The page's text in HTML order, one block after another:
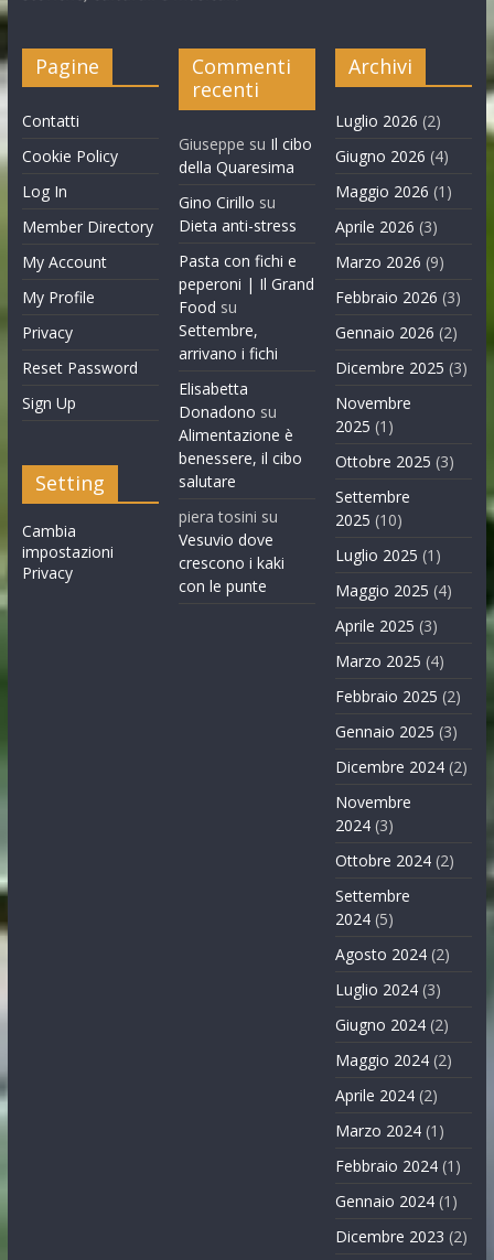
Pagine
Contatti
Cookie Policy
Log In
Member Directory
My Account
My Profile
Privacy
Reset Password
Sign Up
Setting
Cambia
impostazioni
Privacy
Commenti
recenti
Giuseppe su Il cibo
della Quaresima
Gino Cirillo su
Dieta anti-stress
Pasta con fichi e
peperoni | Il Grand
Food su
Settembre,
arrivano i fichi
Elisabetta
Donadono su
Alimentazione è
benessere, il cibo
salutare
piera tosini su
Vesuvio dove
crescono i kaki
con le punte
Archivi
Luglio 2026 (2)
Giugno 2026 (4)
Maggio 2026 (1)
Aprile 2026 (3)
Marzo 2026 (9)
Febbraio 2026 (3)
Gennaio 2026 (2)
Dicembre 2025 (3)
Novembre
2025 (1)
Ottobre 2025 (3)
Settembre
2025 (10)
Luglio 2025 (1)
Maggio 2025 (4)
Aprile 2025 (3)
Marzo 2025 (4)
Febbraio 2025 (2)
Gennaio 2025 (3)
Dicembre 2024 (2)
Novembre
2024 (3)
Ottobre 2024 (2)
Settembre
2024 (5)
Agosto 2024 (2)
Luglio 2024 (3)
Giugno 2024 (2)
Maggio 2024 (2)
Aprile 2024 (2)
Marzo 2024 (1)
Febbraio 2024 (1)
Gennaio 2024 (1)
Dicembre 2023 (2)